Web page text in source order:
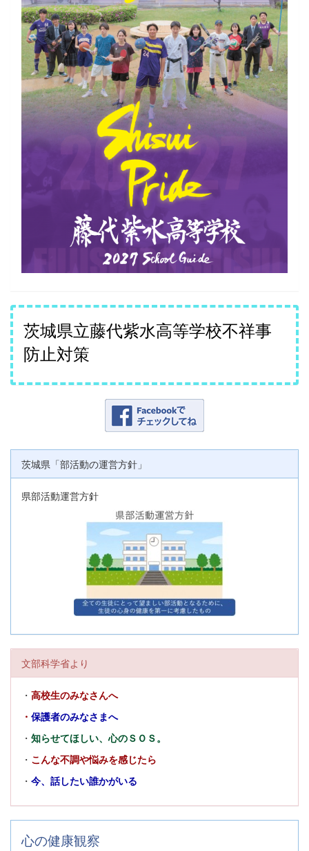
茨城県立藤代紫水高等学校不祥事
防止対策
茨城県「部活動の運営方針」
県部活動運営方針
文部科学省より
・ 高校生のみなさんへ
・ 保護者のみなさまへ
・ 知らせてほしい、心のＳＯＳ。
・ こんな不調や悩みを感じたら
・ 今、話したい誰かがいる
心の健康観察